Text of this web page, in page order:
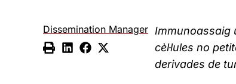
Dissemination Manager Immunoassaig
cèl·lules no
derivades de